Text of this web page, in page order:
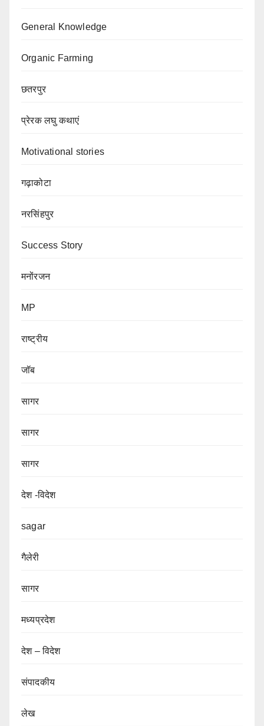
General Knowledge
Organic Farming
छतरपुर
प्रेरक लघु कथाएं
Motivational stories
गढ़ाकोटा
नरसिंहपुर
Success Story
मनोंरजन
MP
राष्ट्रीय
जॉब
सागर
सागर
सागर
देश -विदेश
sagar
गैलेरी
सागर
मध्यप्रदेश
देश – विदेश
संपादकीय
लेख